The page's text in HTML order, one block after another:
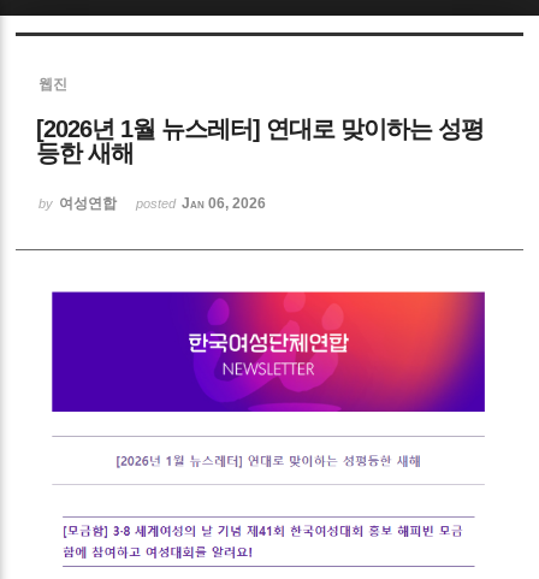
웹진
[2026년 1월 뉴스레터] 연대로 맞이하는 성평
등한 새해
by 여성연합 posted Jan 06, 2026
Sketchbook5, 스케치북5
Sketchbook5, 스케치북5